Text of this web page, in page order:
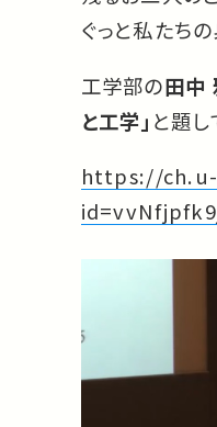
ぐっと私たち
工学部の田中
と工学」 と題
https://